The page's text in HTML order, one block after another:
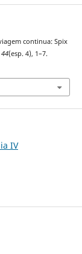
continua: Spix
44(esp. 4), 1–7.
IV